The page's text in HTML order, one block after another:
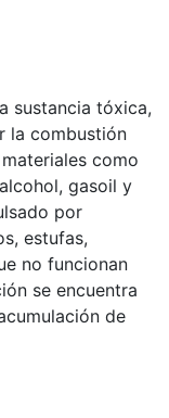
sustancia tóxica,
la combustión
como
gasoil y
por
estufas,
no funcionan
se encuentra
de